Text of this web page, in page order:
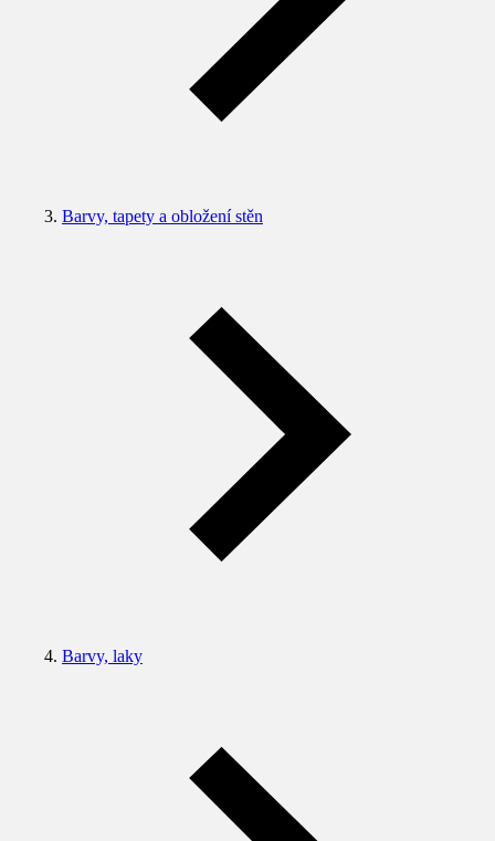
Barvy, tapety a obložení stěn
Barvy, laky